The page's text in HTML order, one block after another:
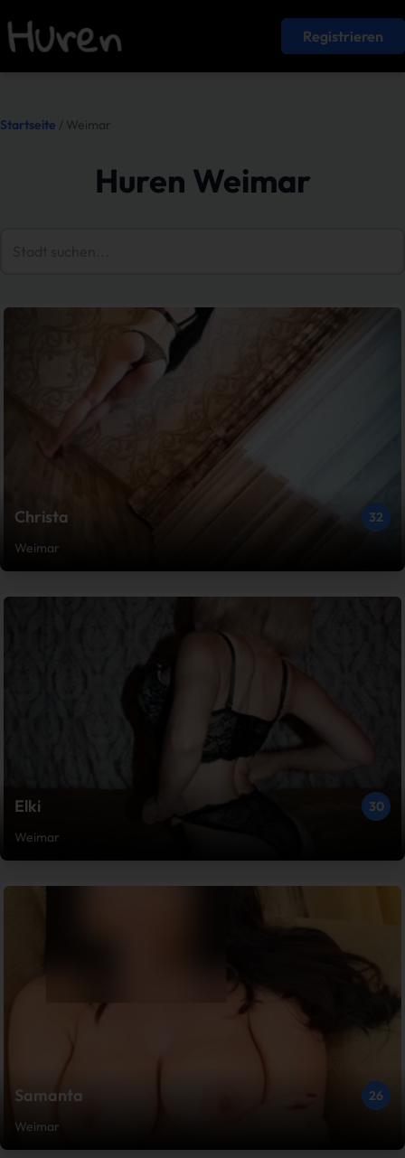
Registrieren
Startseite / Weimar
Huren Weimar
Christa
32
Weimar
Elki
30
Weimar
Samanta
26
Weimar